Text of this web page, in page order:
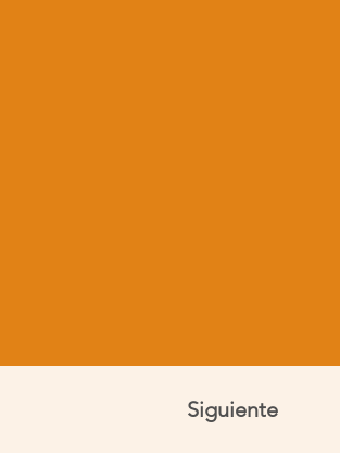
Siguiente